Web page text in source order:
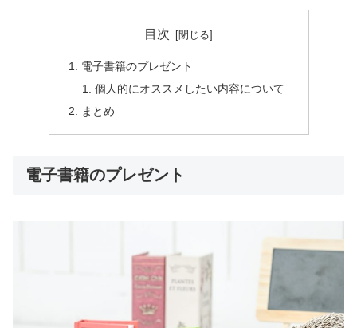
目次
電子書籍のプレゼント
個人的にオススメしたい内容について
まとめ
電子書籍のプレゼント